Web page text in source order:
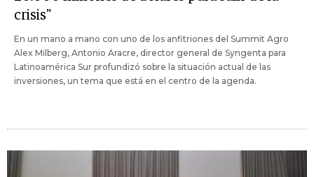
crisis"
En un mano a mano con uno de los anfitriones del Summit Agro
Alex Milberg, Antonio Aracre, director general de Syngenta para
Latinoamérica Sur profundizó sobre la situación actual de las
inversiones, un tema que está en el centro de la agenda.